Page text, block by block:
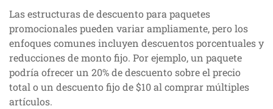
Las estructuras de descuento para paquetes
promocionales pueden variar ampliamente, pero los
enfoques comunes incluyen descuentos porcentuales y
reducciones de monto fijo. Por ejemplo, un paquete
podría ofrecer un 20% de descuento sobre el precio
total o un descuento fijo de $10 al comprar múltiples
artículos.